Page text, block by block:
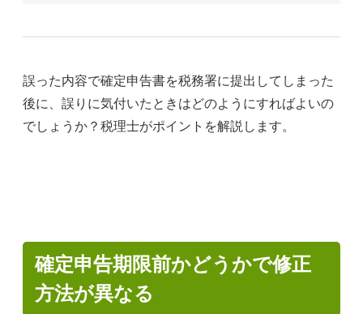
誤った内容で確定申告書を税務署に提出してしまった
後に、誤りに気付いたときはどのようにすればよいの
でしょうか？税理士がポイントを解説します。
確定申告期限前かどうかで修正
方法が異なる